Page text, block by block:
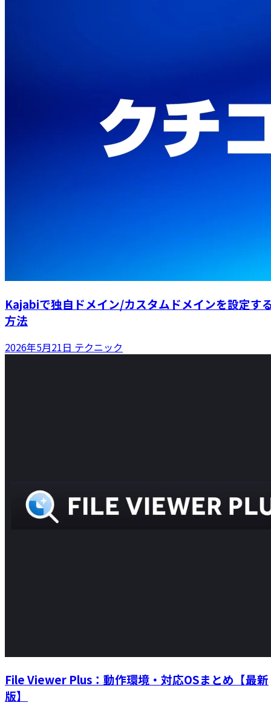
Kajabiで独自ドメイン/カスタムドメインを設定す
方法
2026年5月21日 テクニック
File Viewer Plus：動作環境・対応OSまとめ【最新
版】